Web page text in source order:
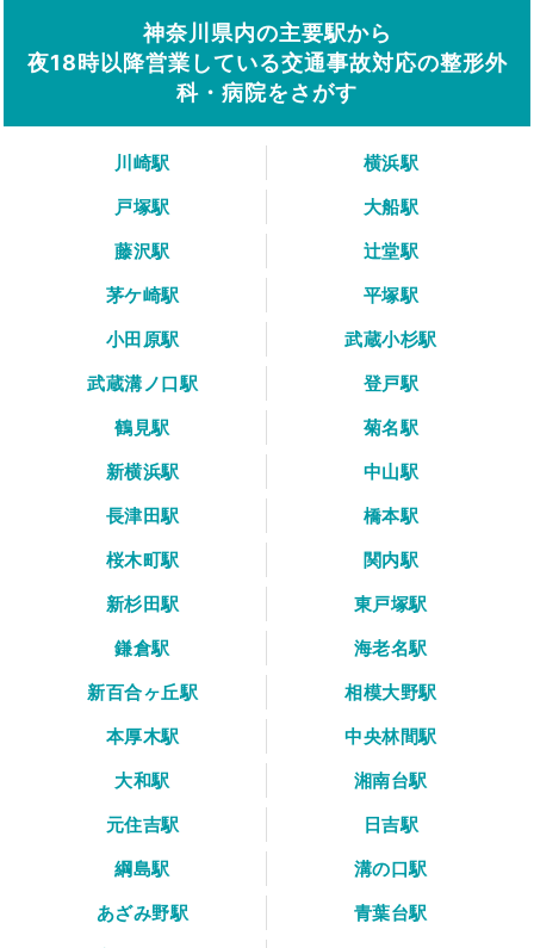
神奈川県内の主要駅から
夜18時以降営業している交通事故対応の整形外
科・病院をさがす
川崎駅
横浜駅
戸塚駅
大船駅
藤沢駅
辻堂駅
茅ケ崎駅
平塚駅
小田原駅
武蔵小杉駅
武蔵溝ノ口駅
登戸駅
鶴見駅
菊名駅
新横浜駅
中山駅
長津田駅
橋本駅
桜木町駅
関内駅
新杉田駅
東戸塚駅
鎌倉駅
海老名駅
新百合ヶ丘駅
相模大野駅
本厚木駅
中央林間駅
大和駅
湘南台駅
元住吉駅
日吉駅
綱島駅
溝の口駅
あざみ野駅
青葉台駅